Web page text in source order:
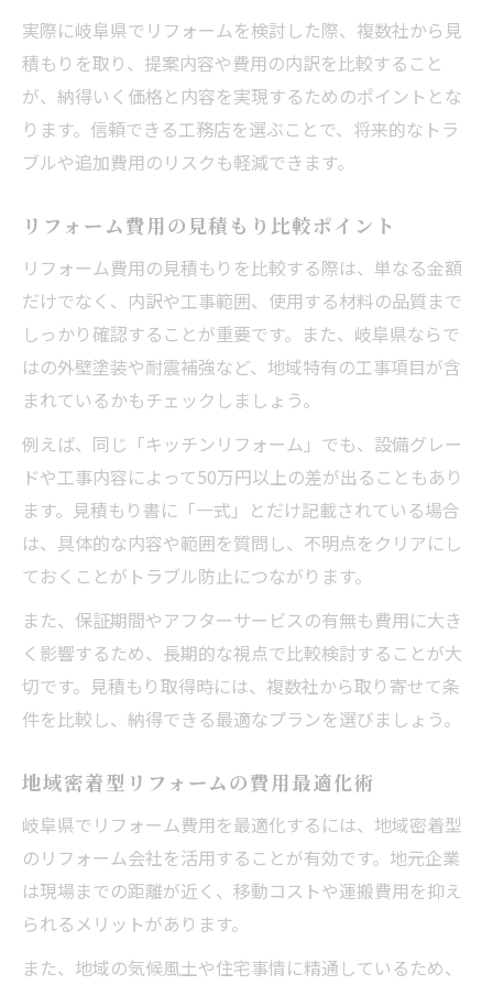
実際に岐阜県でリフォームを検討した際、複数社から見
積もりを取り、提案内容や費用の内訳を比較すること
が、納得いく価格と内容を実現するためのポイントとな
ります。信頼できる工務店を選ぶことで、将来的なトラ
ブルや追加費用のリスクも軽減できます。
リフォーム費用の見積もり比較ポイント
リフォーム費用の見積もりを比較する際は、単なる金額
だけでなく、内訳や工事範囲、使用する材料の品質まで
しっかり確認することが重要です。また、岐阜県ならで
はの外壁塗装や耐震補強など、地域特有の工事項目が含
まれているかもチェックしましょう。
例えば、同じ「キッチンリフォーム」でも、設備グレー
ドや工事内容によって50万円以上の差が出ることもあり
ます。見積もり書に「一式」とだけ記載されている場合
は、具体的な内容や範囲を質問し、不明点をクリアにし
ておくことがトラブル防止につながります。
また、保証期間やアフターサービスの有無も費用に大き
く影響するため、長期的な視点で比較検討することが大
切です。見積もり取得時には、複数社から取り寄せて条
件を比較し、納得できる最適なプランを選びましょう。
地域密着型リフォームの費用最適化術
岐阜県でリフォーム費用を最適化するには、地域密着型
のリフォーム会社を活用することが有効です。地元企業
は現場までの距離が近く、移動コストや運搬費用を抑え
られるメリットがあります。
また、地域の気候風土や住宅事情に精通しているため、